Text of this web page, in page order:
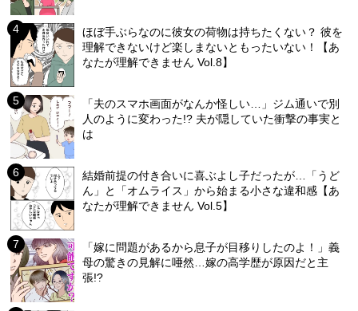
ほぼ手ぶらなのに彼女の荷物は持ちたくない？ 彼を
理解できないけど楽しまないともったいない！【あ
なたが理解できません Vol.8】
「夫のスマホ画面がなんか怪しい…」ジム通いで別
人のように変わった!? 夫が隠していた衝撃の事実と
は
結婚前提の付き合いに喜ぶよし子だったが…「うど
ん」と「オムライス」から始まる小さな違和感【あ
なたが理解できません Vol.5】
「嫁に問題があるから息子が目移りしたのよ！」義
母の驚きの見解に唖然…嫁の高学歴が原因だと主
張!?